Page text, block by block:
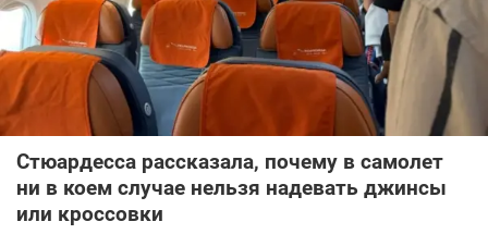
Стюардесса рассказала, почему в самолет
ни в коем случае нельзя надевать джинсы
или кроссовки